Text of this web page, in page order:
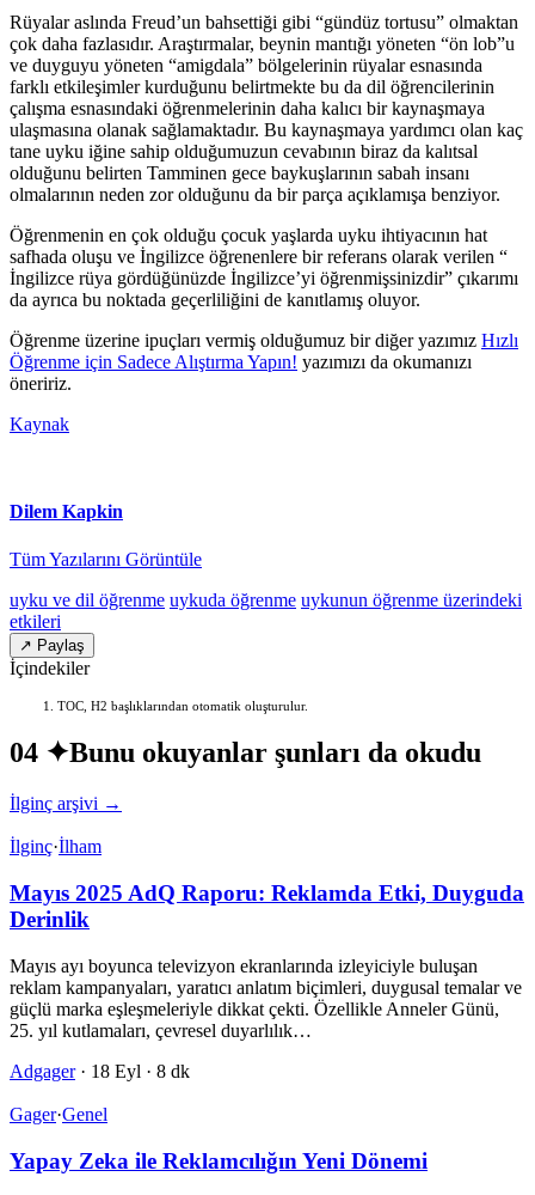
Rüyalar aslında Freud’un bahsettiği gibi “gündüz tortusu” olmaktan
çok daha fazlasıdır. Araştırmalar, beynin mantığı yöneten “ön lob”u
ve duyguyu yöneten “amigdala” bölgelerinin rüyalar esnasında
farklı etkileşimler kurduğunu belirtmekte bu da dil öğrencilerinin
çalışma esnasındaki öğrenmelerinin daha kalıcı bir kaynaşmaya
ulaşmasına olanak sağlamaktadır. Bu kaynaşmaya yardımcı olan kaç
tane uyku iğine sahip olduğumuzun cevabının biraz da kalıtsal
olduğunu belirten Tamminen gece baykuşlarının sabah insanı
olmalarının neden zor olduğunu da bir parça açıklamışa benziyor.
Öğrenmenin en çok olduğu çocuk yaşlarda uyku ihtiyacının hat
safhada oluşu ve İngilizce öğrenenlere bir referans olarak verilen “
İngilizce rüya gördüğünüzde İngilizce’yi öğrenmişsinizdir” çıkarımı
da ayrıca bu noktada geçerliliğini de kanıtlamış oluyor.
Öğrenme üzerine ipuçları vermiş olduğumuz bir diğer yazımız Hızlı
Öğrenme için Sadece Alıştırma Yapın! yazımızı da okumanızı
öneririz.
Kaynak
Dilem Kapkin
Tüm Yazılarını Görüntüle
uyku ve dil öğrenme uykuda öğrenme uykunun öğrenme üzerindeki
etkileri
↗ Paylaş
İçindekiler
TOC, H2 başlıklarından otomatik oluşturulur.
04 ✦Bunu okuyanlar şunları da okudu
İlginç arşivi →
İlginç·İlham
Mayıs 2025 AdQ Raporu: Reklamda Etki, Duyguda
Derinlik
Mayıs ayı boyunca televizyon ekranlarında izleyiciyle buluşan
reklam kampanyaları, yaratıcı anlatım biçimleri, duygusal temalar ve
güçlü marka eşleşmeleriyle dikkat çekti. Özellikle Anneler Günü,
25. yıl kutlamaları, çevresel duyarlılık…
Adgager · 18 Eyl · 8 dk
Gager·Genel
Yapay Zeka ile Reklamcılığın Yeni Dönemi